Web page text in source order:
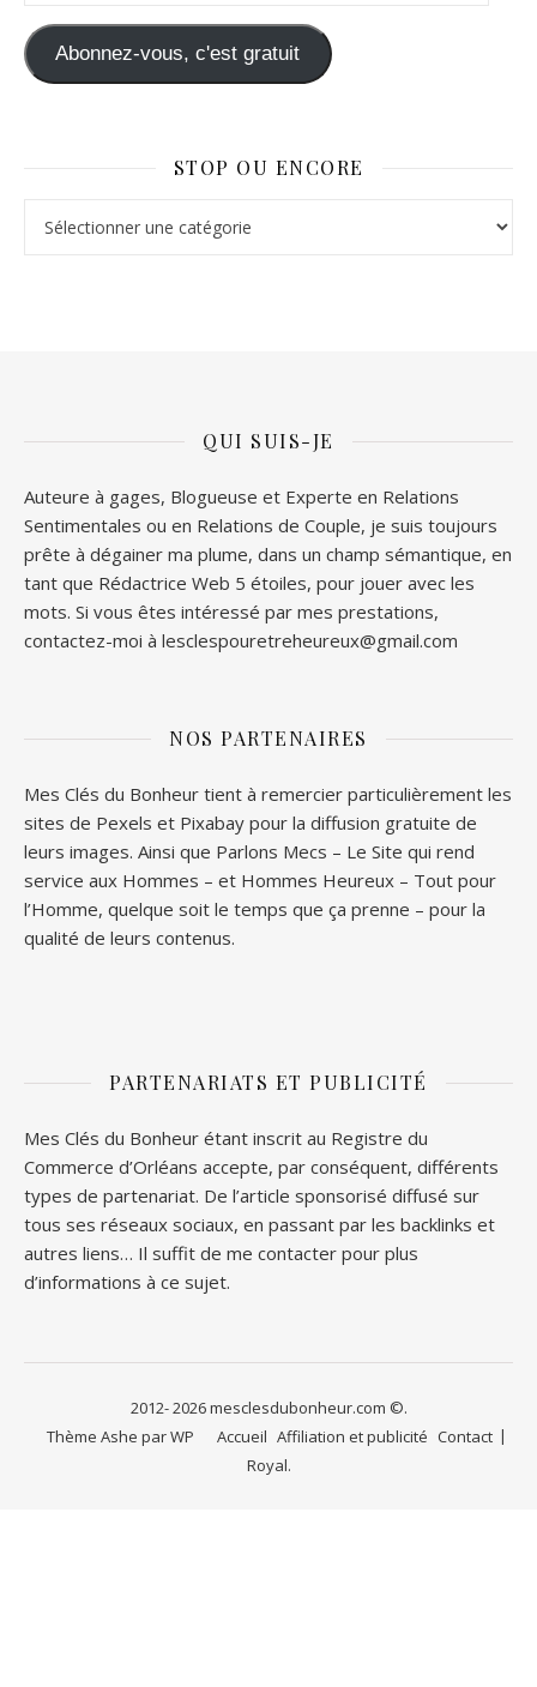
Abonnez-vous, c'est gratuit
STOP OU ENCORE
QUI SUIS-JE
Auteure à gages, Blogueuse et Experte en Relations
Sentimentales ou en Relations de Couple, je suis toujours
prête à dégainer ma plume, dans un champ sémantique, en
tant que Rédactrice Web 5 étoiles, pour jouer avec les
mots. Si vous êtes intéressé par mes prestations,
contactez-moi à lesclespouretreheureux@gmail.com
NOS PARTENAIRES
Mes Clés du Bonheur tient à remercier particulièrement les
sites de Pexels et Pixabay pour la diffusion gratuite de
leurs images. Ainsi que Parlons Mecs – Le Site qui rend
service aux Hommes – et Hommes Heureux – Tout pour
l’Homme, quelque soit le temps que ça prenne – pour la
qualité de leurs contenus.
PARTENARIATS ET PUBLICITÉ
Mes Clés du Bonheur étant inscrit au Registre du
Commerce d’Orléans accepte, par conséquent, différents
types de partenariat. De l’article sponsorisé diffusé sur
tous ses réseaux sociaux, en passant par les backlinks et
autres liens… Il suffit de me contacter pour plus
d’informations à ce sujet.
2012- 2026 mesclesdubonheur.com ©.
Accueil Affiliation et publicité Contact
Thème Ashe parWP
Royal.